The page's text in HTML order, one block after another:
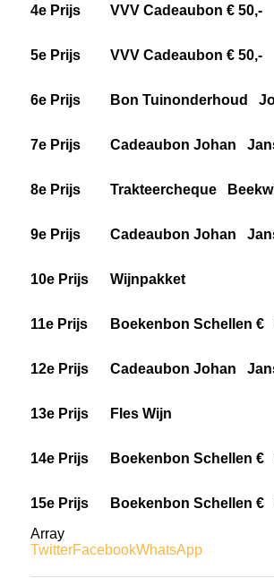
4e Prijs VVV Cadeaubon € 50,-
5e Prijs VVV Cadeaubon € 50,-
6e Prijs Bon Tuinonderhoud
7e Prijs Cadeaubon Johan
8e Prijs Trakteercheque
9e Prijs Cadeaubon Johan
10e Prijs Wijnpakket
11e Prijs Boekenbon Schellen €
12e Prijs Cadeaubon Johan
13e Prijs Fles Wijn
14e Prijs Boekenbon Schellen €
15e Prijs
Boekenbon Schellen €
Array
TwitterFacebookWhatsApp